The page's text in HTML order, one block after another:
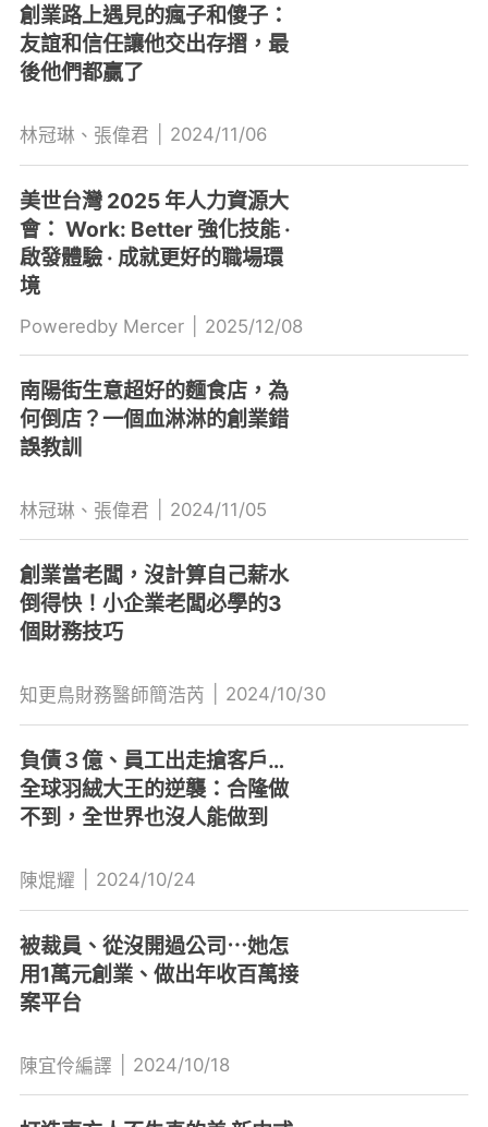
創業路上遇見的瘋子和傻子：
友誼和信任讓他交出存摺，最
後他們都贏了
林冠琳、張偉君 2024/11/06
美世台灣 2025 年人力資源大
會： Work: Better 強化技能 ·
啟發體驗 · 成就更好的職場環
境
Poweredby Mercer 2025/12/08
南陽街生意超好的麵食店，為
何倒店？一個血淋淋的創業錯
誤教訓
林冠琳、張偉君 2024/11/05
創業當老闆，沒計算自己薪水
倒得快！小企業老闆必學的3
個財務技巧
知更鳥財務醫師簡浩芮 2024/10/30
負債３億、員工出走搶客戶…
全球羽絨大王的逆襲：合隆做
不到，全世界也沒人能做到
陳焜耀 2024/10/24
被裁員、從沒開過公司⋯她怎
用1萬元創業、做出年收百萬接
案平台
陳宜伶編譯 2024/10/18